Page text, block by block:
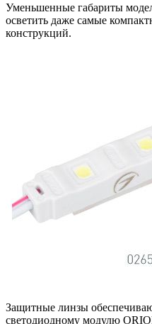
Уменьшенные габариты
осветить даже самые
конструкций.
Защитные линзы
светодиодному модулю